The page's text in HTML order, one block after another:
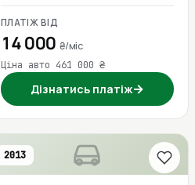
ПЛАТІЖ ВІД
14 000 ₴/міс
Ціна авто 461 000 ₴
Дізнатись платіж→
2013